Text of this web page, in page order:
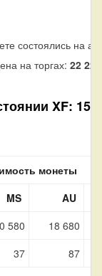
состоялись на
на торгах: 22 221
XF: 15
монеты
MS
AU
580
18 680
37 87